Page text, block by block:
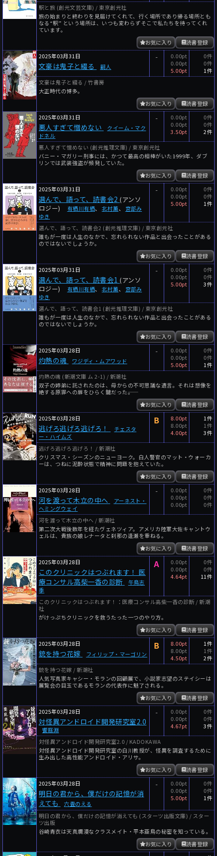
駅と旅 (創元文芸文庫) / 東京創元社
旅の始まりと終わりを見届けてくれて、行く場所であり帰る場所とも
なる“駅” という場所は、いつも変わらずそこで私たちを待ってくれ
ています。
読書登録
お気に入り
2025年03月31日
文豪は鬼子と綴る 嗣人
-
0.00pt
0.00pt
5.00pt
0件
0件
1件
文豪は鬼子と綴る / 竹書房
大正時代の博多。
読書登録
お気に入り
2025年03月31日
悪人すぎて憎めない
クイーム・マク
ドネル
-
0.00pt
0.00pt
3.50pt
0件
0件
2件
悪人すぎて憎めない (創元推理文庫) / 東京創元社
バニー・マガリー刑事には、かつて最高の相棒がいた――1999年、ダブ
リンでは武装強盗が頻発していた。
読書登録
お気に入り
2025年03月31日
選んで、語って、読書会2 (アンソ
ロジー)
有栖川有栖、北村薫、 宮部み
ゆき
-
0.00pt
0.00pt
5.00pt
0件
0件
1件
選んで、語って、読書会2 (創元推理文庫) / 東京創元社
誰もが一度は人生のなかで、忘れられない作品と出会ったことがある
のではないでしょうか。
読書登録
お気に入り
2025年03月31日
選んで、語って、読書会1 (アンソ
ロジー)
有栖川有栖、北村薫、 宮部み
ゆき
-
0.00pt
0.00pt
5.00pt
0件
0件
3件
選んで、語って、読書会1 (創元推理文庫) / 東京創元社
誰もが一度は人生のなかで、忘れられない作品と出会ったことがある
のではないでしょうか。
読書登録
お気に入り
2025年03月28日
灼熱の魂 ワジディ・ムアワッド
-
0.00pt
0.00pt
5.00pt
0件
0件
1件
灼熱の魂 (新潮文庫 ム 2-1) / 新潮社
双子の姉弟に託されたのは、母からの不可思議な遺言。それは想像を
絶する原罪への扉をひらく鍵だった――。
読書登録
お気に入り
2025年03月28日
逃げろ逃げろ逃げろ！
チェスタ
ー・ハイムズ
B
8.00pt
8.00pt
4.00pt
1件
1件
3件
逃げろ逃げろ逃げろ！ / 新潮社
クリスマス・シーズンのニューヨーク。白人警官のマット・ウォーカ
ーは、つねに泥酔状態で精神に問題を抱えていた。
読書登録
お気に入り
2025年03月28日
河を渡って木立の中へ
アーネスト・
ヘミングウェイ
-
0.00pt
0.00pt
0.00pt
0件
0件
0件
河を渡って木立の中へ / 新潮社
第二次大戦後数年を経たヴェネツィア。アメリカ陸軍大佐キャントウ
ェルは、貴族の娘レナータと刹那の逢瀬を重ねる。
読書登録
お気に入り
2025年03月28日
このクリニックはつぶれます！ 医
療コンサル高柴一香の診断
午鳥志
季
A
0.00pt
0.00pt
4.64pt
0件
0件
11件
このクリニックはつぶれます！：医療コンサル高柴一香の診断 / 新潮
社
がけっぷちクリニックを救うたった一つのやり方。
読書登録
お気に入り
2025年03月28日
銃を持つ花嫁 フィリップ・マーゴリン
B
8.00pt
8.00pt
4.50pt
1件
1件
2件
銃を持つ花嫁 / 新潮社
人気写真家キャシー・モランの回顧展で、小説家志望のステイシーは
展覧会の目玉であるモランの代表作に魅了される。
読書登録
お気に入り
2025年03月28日
対怪異アンドロイド開発研究室2.0
饗庭淵
-
0.00pt
0.00pt
4.67pt
0件
0件
3件
対怪異アンドロイド開発研究室2.0 / KADOKAWA
対怪異アンドロイド開発研究室の白川教授が、怪異を調査するために
生み出した高性能アンドロイド・アリサ。
読書登録
お気に入り
2025年03月28日
明日の君から、僕だけの記憶が消
えても
六畳のえる
-
0.00pt
0.00pt
5.00pt
0件
0件
1件
明日の君から、僕だけの記憶が消えても (スターツ出版文庫) / スター
ツ出版
谷崎青衣は天真爛漫なクラスメイト・平本亜鳥の秘密を知っている。
読書登録
お気に入り